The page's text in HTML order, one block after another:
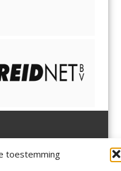
toestemming
,Velsen-Zuid,